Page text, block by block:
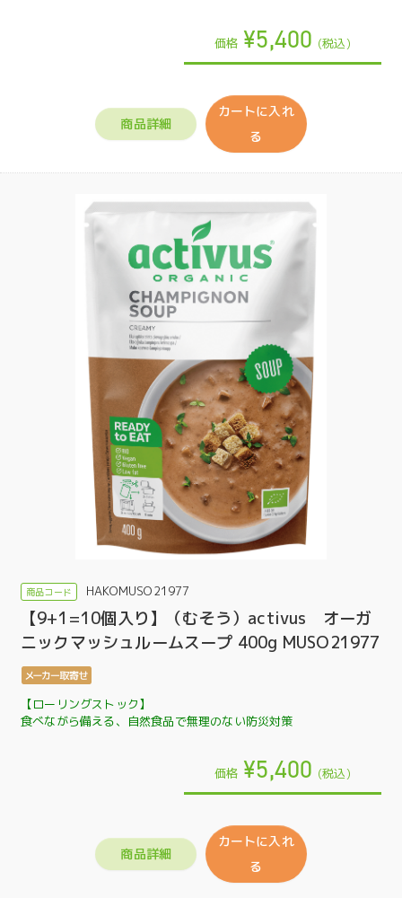
価格 ¥5,400 (税込)
商品詳細
カートに入れ
る
HAKOMUSO21977
【9+1=10個入り】（むそう）activus オーガ
ニックマッシュルームスープ 400g MUSO21977
【ローリングストック】
食べながら備える、自然食品で無理のない防災対策
価格 ¥5,400 (税込)
商品詳細
カートに入れ
る